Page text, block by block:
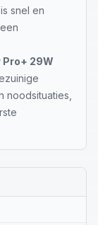
snel en
29W
noodsituaties,